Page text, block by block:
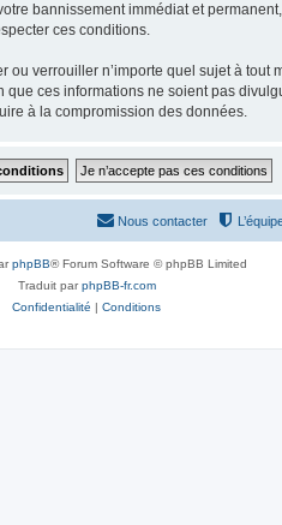
bannissement immédiat et
ces conditions.
verrouiller n’importe quel sujet à
ces informations ne soient pas
à la compromission des données.
Nous contacter
phpBB® Forum Software © phpBB Limited
Traduit parphpBB-fr.com
Confidentialité | Conditions